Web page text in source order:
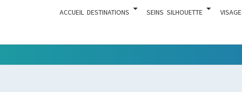
ACCUEIL DESTINATIONS SEINS SILHOUETTE VISAGE
Tout Ce